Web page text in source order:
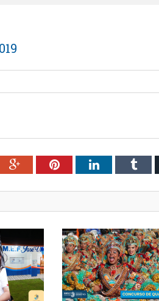
Google+PinterestLinkedIn